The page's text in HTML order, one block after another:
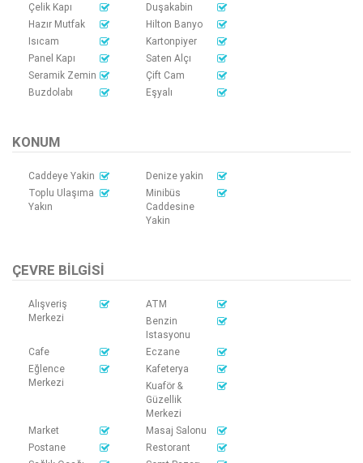
Çelik Kapı
Duşakabin
Hazır Mutfak
Hilton Banyo
Isıcam
Kartonpiyer
Panel Kapı
Saten Alçı
Seramik Zemin
Çift Cam
Buzdolabı
Eşyalı
KONUM
Caddeye Yakin
Denize yakin
Toplu Ulaşıma
Yakın
Minibüs
Caddesine
Yakin
ÇEVRE BILGISI
Alışveriş
Merkezi
ATM
Benzin
Istasyonu
Cafe
Eczane
Eğlence
Merkezi
Kafeterya
Kuaför &
Güzellik
Merkezi
Market
Masaj Salonu
Postane
Restorant